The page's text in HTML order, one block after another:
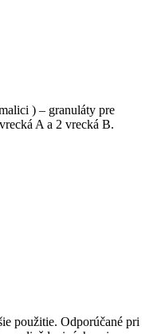
) – granuláty pre
A a 2 vrecká B.
použitie. Odporúčané pri